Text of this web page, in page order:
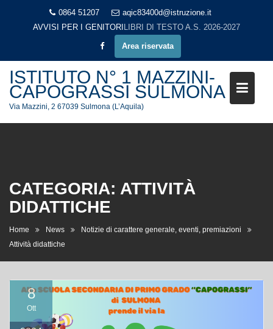
0864 51207
aqic83400d@istruzione.it
AVVISI PER I GENITORI LIBRI DI TESTO A.S. 2026-2027
Area riservata
ISTITUTO N° 1 MAZZINI-
CAPOGRASSI SULMONA
Via Mazzini, 2 67039 Sulmona (L’Aquila)
CATEGORIA: ATTIVITÀ
DIDATTICHE
Home News
Notizie di carattere generale, eventi, premiazioni
Attività didattiche
8
Ott